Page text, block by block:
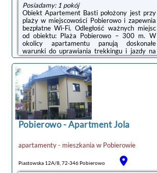
Posiadamy: 1 pokój
Obiekt Apartement Basti położony jest przy
plaży w miejscowości Pobierowo i zapewnia
bezpłatne Wi-Fi. Odległość ważnych miejsc
od obiektu: Plaża Pobierowo – 300 m. W
okolicy apartamentu panują doskonałe
warunki do uprawiania trekkingu i jazdy na
rowerze, dostępny jest także bezpłatny
prywatny parking.W apartamencie
zapewniono taras, sypialnię (1), salon, kuchnię
ze standardowym wyposażeniem, a także
łazienkę (1) z bidetem i prysznicem. Goście
mogą podziwiać widok na morze.
Wyposażenie obejmuje też telewizor z
płaskim ekranem z dostępem do kanałów
satelitarnych. W ...
Pobierowo-Apartment Jola
apartamenty - mieszkania w Pobierowie
Piastowska 12A/8, 72-346 Pobierowo